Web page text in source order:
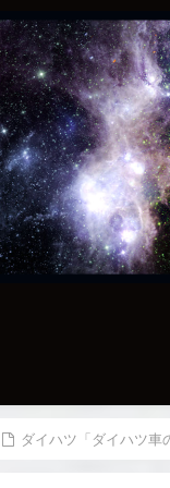
ダイハツ「ダイハツ車